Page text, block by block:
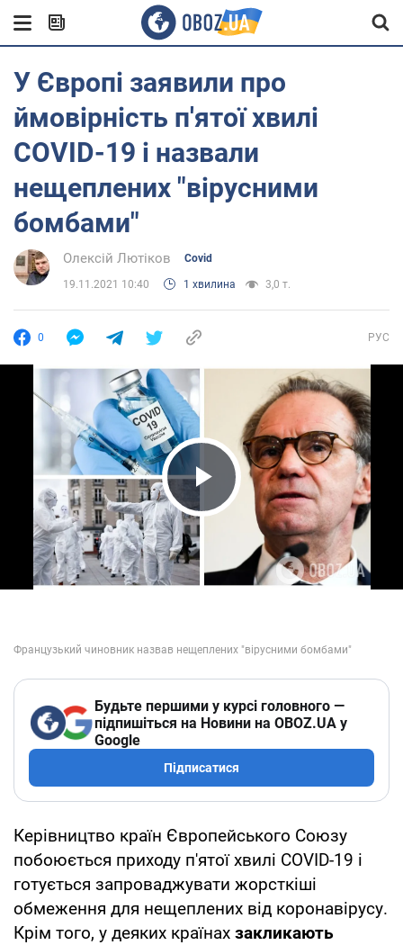
У Європі заявили про
ймовірність п'ятої хвилі
COVID-19 і назвали
нещеплених "вірусними
бомбами"
Олексій Лютіков Covid
19.11.2021 10:40 1 хвилина 3,0 т.
0 РУС
Play Video
Будьте першими у курсі головного —
підпишіться на Новини на OBOZ.UA у
Google
Підписатися
Керівництво країн Європейського Союзу
побоюється приходу п'ятої хвилі COVID-19 і
готується запроваджувати жорсткіші
обмеження для нещеплених від коронавірусу.
Крім того, у деяких країнах закликають